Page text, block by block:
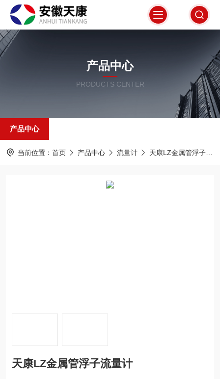
产品中心
PRODUCTS CENTER
产品中心
当前位置： 首页 产品中心 流量计 天康LZ金属管浮子流量计
天康LZ金属管浮子流量计